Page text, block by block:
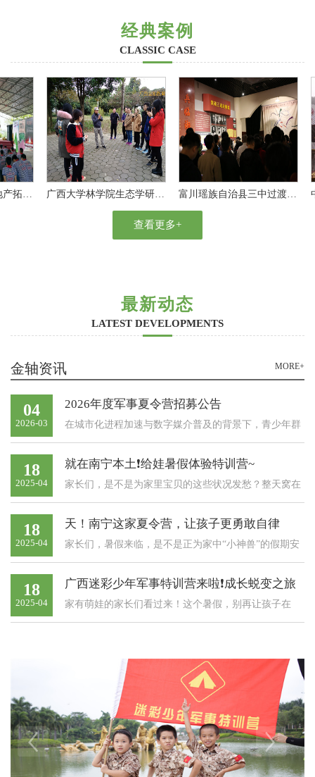
经典案例
CLASSIC CASE
凝聚之旅——江山地产拓展培训活动 广西大学林学院生态学研究生党支部拓展活动 富川瑶族自治县三中过渡学校党支部党日活动
查看更多+
最新动态
LATEST DEVELOPMENTS
金轴资讯 MORE+
04
2026-03
2026年度军事夏令营招募公告
在城市化进程加速与数字媒介普及的背景下，青少年群
体面临着体能素质下降与虚拟社交过度依赖的双重挑战
亟需通过系统化的军事化训练体系实现综合素质提升
——以军事化管理规范行为养成，以体能训练强化身体
营...
18
2025-04
就在南宁本土❗给娃暑假体验特训营~
​家长们，是不是为家里宝贝的这些状况发愁？整天窝在
沙发，零食不离手，喊去运动就嘟囔，十足的“躺平小
达人”
18
2025-04
天！南宁这家夏令营，让孩子更勇敢自律
家长们，暑假来临，是不是正为家中“小神兽”的假期安
排伤脑筋？别犹豫，送娃去军事夏令营，收获超酷暑
假！【活动年龄】：6-12岁的孩子均可参与，该年龄段
可塑性强，夏令营就是他们的成长“魔法盒”。【活动时
18
2025-04
广西迷彩少年军事特训营来啦❗成长蜕变之旅
​家有萌娃的家长们看过来！这个暑假，别再让孩子在
家“躺平”啦，给他们一个超酷的成长体验——南宁金轴
宝贝们都能参与，给孩子一个专属的成长空间。健康要
求：只要是身心健康的适龄儿童，都能在这开启挑战...